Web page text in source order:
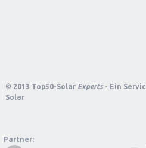
© 2013 Top50-Solar Experts - Ein
Solar
Partner: